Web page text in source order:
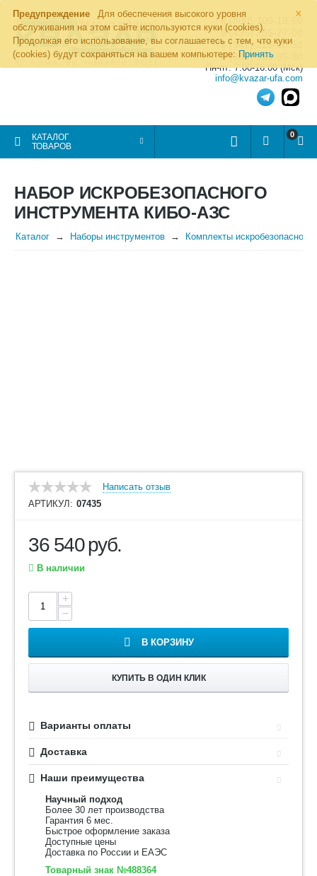
×
Предупреждение
Для обеспечения высокого уровня
обслуживания на этом сайте используются куки (cookies).
Продолжая его использование, вы соглашаетесь с тем, что куки
(cookies) будут сохраняться на вашем компьютере: Принять
8 (800) 700-19-50
8 (495) 255-77-08
8 (347) 225-00-52
8 (986) 963-95-80
Пн-пт: 7.00-16.00 (Мск)
info@kvazar-ufa.com
КАТАЛОГ
ТОВАРОВ
0
НАБОР ИСКРОБЕЗОПАСНОГО
ИНСТРУМЕНТА КИБО-АЗС
Каталог Наборы инструментов Комплекты искробезопасного
Написать отзыв
АРТИКУЛ: 07435
36 540руб.
В наличии
+
−
В КОРЗИНУ
КУПИТЬ В ОДИН КЛИК
Варианты оплаты
Доставка
Наши преимущества
Научный подход
Более 30 лет производства
Гарантия 6 мес.
Быстрое оформление заказа
Доступные цены
Доставка по России и ЕАЭС
Товарный знак №488364